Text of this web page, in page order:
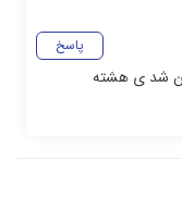
پاسخ
شد ی هشته